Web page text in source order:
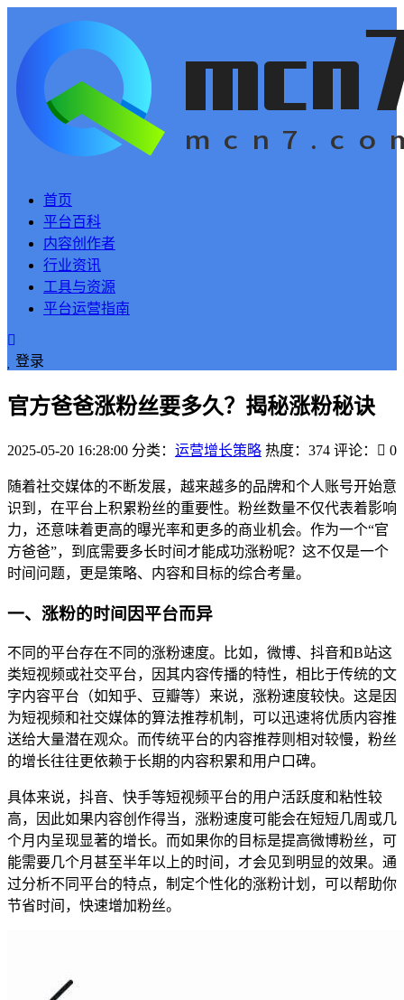
首页
平台百科
内容创作者
行业资讯
工具与资源
平台运营指南
登录
官方爸爸涨粉丝要多久？揭秘涨粉秘诀
2025-05-20 16:28:00 分类： 运营增长策略 热度：374 评论： 0
随着社交媒体的不断发展，越来越多的品牌和个人账号开始意
识到，在平台上积累粉丝的重要性。粉丝数量不仅代表着影响
力，还意味着更高的曝光率和更多的商业机会。作为一个“官
方爸爸”，到底需要多长时间才能成功涨粉呢？这不仅是一个
时间问题，更是策略、内容和目标的综合考量。
一、涨粉的时间因平台而异
不同的平台存在不同的涨粉速度。比如，微博、抖音和B站这
类短视频或社交平台，因其内容传播的特性，相比于传统的文
字内容平台（如知乎、豆瓣等）来说，涨粉速度较快。这是因
为短视频和社交媒体的算法推荐机制，可以迅速将优质内容推
送给大量潜在观众。而传统平台的内容推荐则相对较慢，粉丝
的增长往往更依赖于长期的内容积累和用户口碑。
具体来说，抖音、快手等短视频平台的用户活跃度和粘性较
高，因此如果内容创作得当，涨粉速度可能会在短短几周或几
个月内呈现显著的增长。而如果你的目标是提高微博粉丝，可
能需要几个月甚至半年以上的时间，才会见到明显的效果。通
过分析不同平台的特点，制定个性化的涨粉计划，可以帮助你
节省时间，快速增加粉丝。